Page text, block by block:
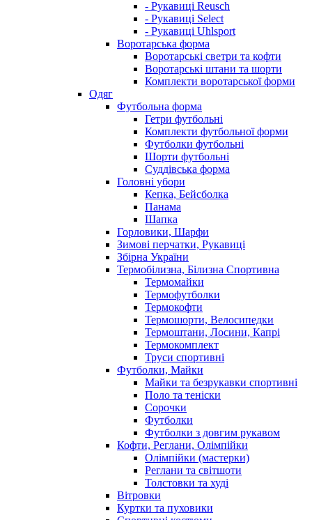
- Рукавиці Reusch
- Рукавиці Select
- Рукавиці Uhlsport
Воротарська форма
Воротарські светри та кофти
Воротарські штани та шорти
Комплекти воротарської форми
Одяг
Футбольна форма
Гетри футбольні
Комплекти футбольної форми
Футболки футбольні
Шорти футбольні
Суддівська форма
Головні убори
Кепка, Бейсболка
Панама
Шапка
Горловики, Шарфи
Зимові перчатки, Рукавиці
Збірна України
Термобілизна, Білизна Спортивна
Термомайки
Термофутболки
Термокофти
Термошорти, Велосипедки
Термоштани, Лосини, Капрі
Термокомплект
Труси спортивні
Футболки, Майки
Майки та безрукавки спортивні
Поло та теніски
Сорочки
Футболки
Футболки з довгим рукавом
Кофти, Реглани, Олімпійки
Олімпійки (мастерки)
Реглани та світшоти
Толстовки та худі
Вітровки
Куртки та пуховики